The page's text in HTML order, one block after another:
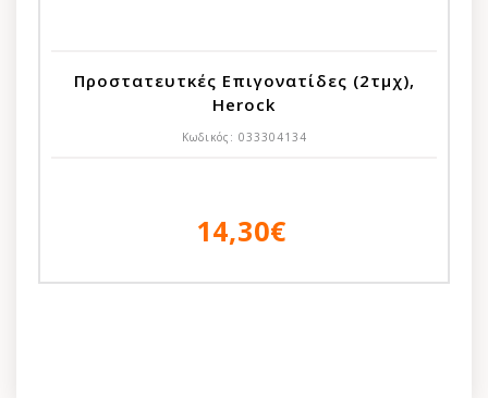
Προστατευτκές Επιγονατίδες (2τμχ),
Herock
Κωδικός: 033304134
14,30€